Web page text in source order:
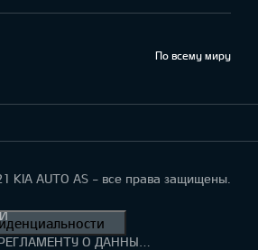
По всему миру
KIA AUTO AS - все права защищены.